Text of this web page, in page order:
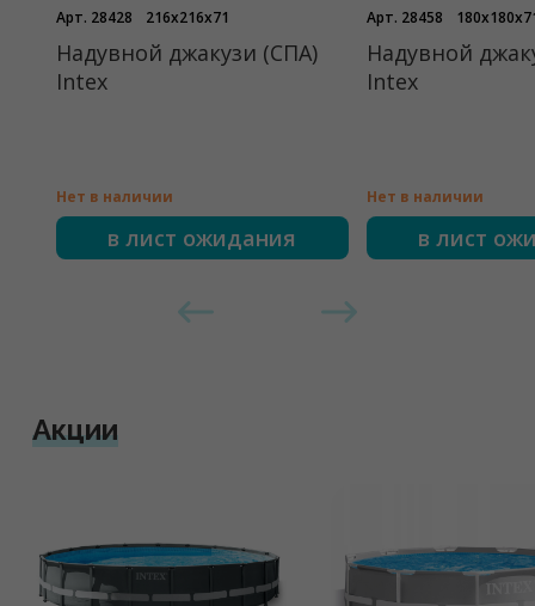
Арт. 28428 216x216x71
Надувной джакузи (СПА)
Intex
Нет в наличии
в лист ожидания
Арт. 28458
Надувной
Intex
Нет в наличии
в лист
Акции